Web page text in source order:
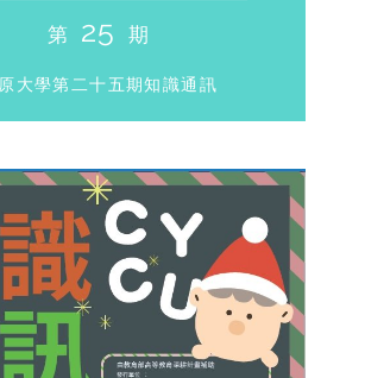
第 25 期
大學第二十五期知識通訊